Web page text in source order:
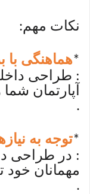
نکات مهم:
*هماهنگی با
: طراحی
آپارتمان
.
*توجه به
: در طراحی
مهمانان خود
.